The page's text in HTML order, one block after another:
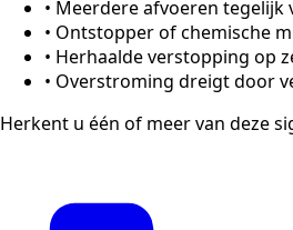
• Meerdere afvoeren tegelijk
• Ontstopper of chemische
• Herhaalde verstopping op
• Overstroming dreigt door
Herkent u één of meer van deze